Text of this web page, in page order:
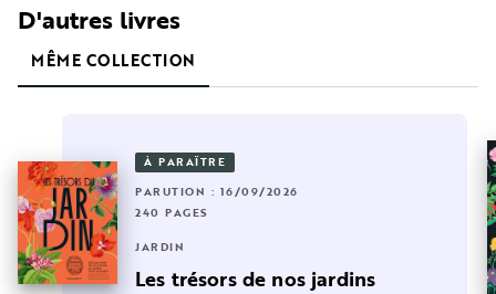
D'autres livres
MÊME COLLECTION
À PARAÎTRE
PARUTION : 16/09/2026
240 PAGES
JARDIN
Les trésors de nos jardins